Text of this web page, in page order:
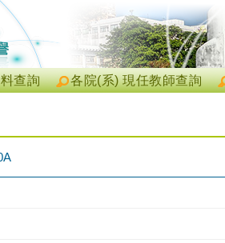
各院(系) 現任教師查詢
查詢